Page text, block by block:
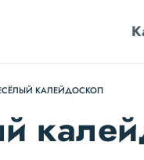
КАЛЕЙДОСКОП